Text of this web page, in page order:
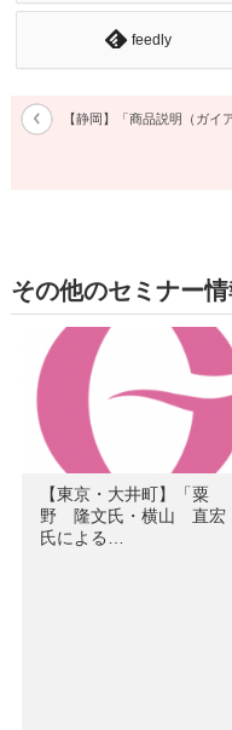
feedly
【静岡】「商品説明（ガイ
その他のセミナー
【東京・大井町】「粟
野 隆文氏・横山 直宏
氏による…